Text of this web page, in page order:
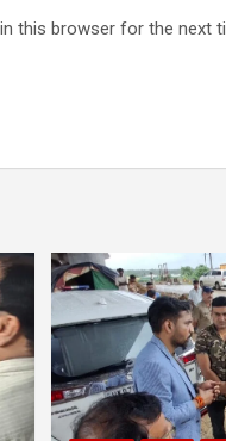
this browser for the next